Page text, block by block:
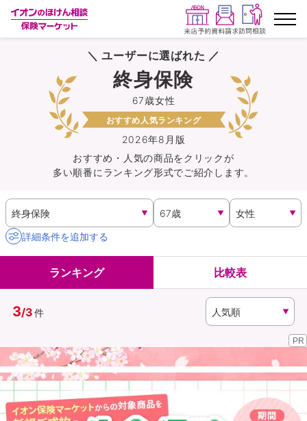
ランキングから探す
保険を比較する
保険会社から探す
イオンカード会員さま専用保険
キャンペーン一覧
イオングループ従業員さま向け
資料請求
（無料）
訪問相談
＼ ユーザーに選ばれた ／
2026年8月版
67歳女性
終身保険
おすすめ人気ランキング
おすすめ・人気の商品をクリックが
多い順番にランキング形式でご紹介します。
詳細条件を追加する
ランキング 比較表
3/3件
PR